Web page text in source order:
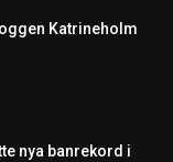
Katrineholm
nya banrekord i